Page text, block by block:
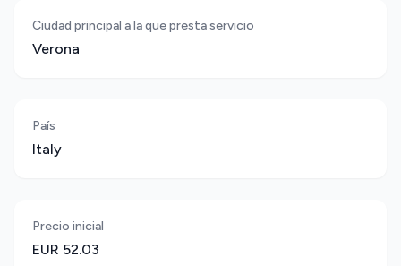
Ciudad principal a la que presta servicio
Verona
País
Italy
Precio inicial
EUR 52.03